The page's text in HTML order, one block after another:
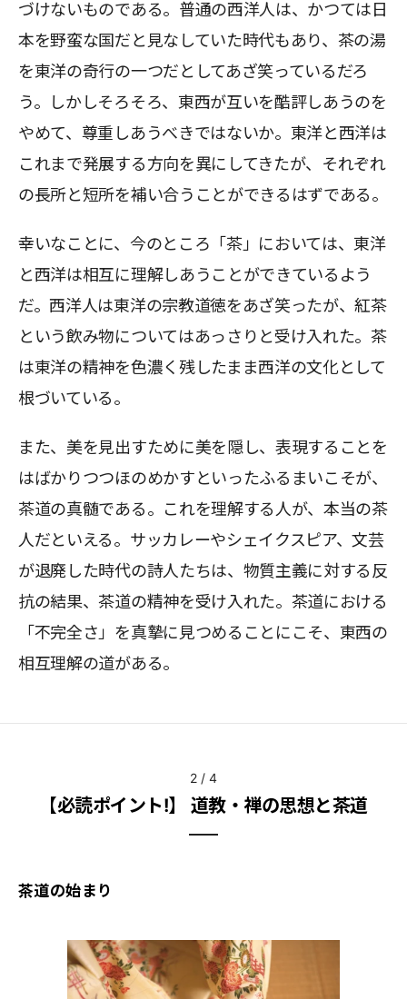
づけないものである。普通の西洋人は、かつては日
本を野蛮な国だと見なしていた時代もあり、茶の湯
を東洋の奇行の一つだとしてあざ笑っているだろ
う。しかしそろそろ、東西が互いを酷評しあうのを
やめて、尊重しあうべきではないか。東洋と西洋は
これまで発展する方向を異にしてきたが、それぞれ
の長所と短所を補い合うことができるはずである。
幸いなことに、今のところ「茶」においては、東洋
と西洋は相互に理解しあうことができているよう
だ。西洋人は東洋の宗教道徳をあざ笑ったが、紅茶
という飲み物についてはあっさりと受け入れた。茶
は東洋の精神を色濃く残したまま西洋の文化として
根づいている。
また、美を見出すために美を隠し、表現することを
はばかりつつほのめかすといったふるまいこそが、
茶道の真髄である。これを理解する人が、本当の茶
人だといえる。サッカレーやシェイクスピア、文芸
が退廃した時代の詩人たちは、物質主義に対する反
抗の結果、茶道の精神を受け入れた。茶道における
「不完全さ」を真摯に見つめることにこそ、東西の
相互理解の道がある。
2 / 4
【必読ポイント!】 道教・禅の思想と茶道
茶道の始まり